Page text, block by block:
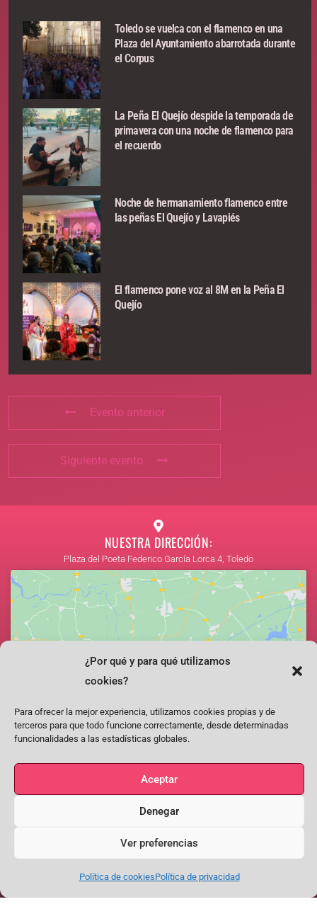
¿Por qué y para qué utilizamos
cookies?
Para ofrecer la mejor experiencia, utilizamos cookies propias y de
terceros para que todo funcione correctamente, desde determinadas
funcionalidades a las estadísticas globales.
Aceptar
Denegar
Ver preferencias
Política de cookiesPolítica de privacidad
Toledo se vuelca con el flamenco en una
Plaza del Ayuntamiento abarrotada durante
el Corpus
La Peña El Quejío despide la temporada de
primavera con una noche de flamenco para
el recuerdo
Noche de hermanamiento flamenco entre
las peñas El Quejío y Lavapiés
El flamenco pone voz al 8M en la Peña El
Quejío
Evento anterior
Siguiente evento
PEÑA “EL QUEJÍO”
FORMULARIO DE CONTACTO
Facebook
Instagram
SÍGUENOS EN FACEBOOK, INSTAGRAM, YOUTUBE
NUESTRA DIRECCIÓN:
Plaza del Poeta Federico García Lorca 4, Toledo
Haz clic para aceptar cookies de marketing y
permitir este contenido